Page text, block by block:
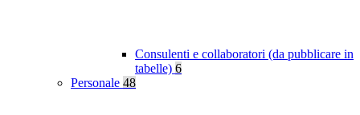
Consulenti e collaboratori (da pubblicare in
tabelle) 6
Personale 48